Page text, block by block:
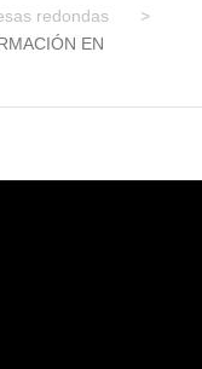
redondas
>
EN